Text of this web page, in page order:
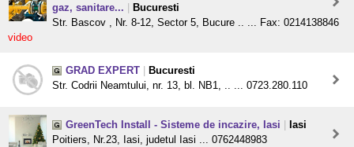
gaz, sanitare...
Bucuresti
Str. Bascov , Nr. 8-12, Sector 5, Bucure .. ... Fax: 0214138846
video
GRAD EXPERT
Bucuresti
Str. Codrii Neamtului, nr. 13, bl. NB1, .. ... 0723.280.110
GreenTech Install - Sisteme de incazire, Iasi
Iasi
Poitiers, Nr.23, Iasi, judetul Iasi ... 0762448983